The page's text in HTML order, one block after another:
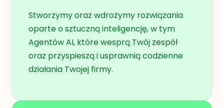
Stworzymy oraz wdrożymy rozwiązania
oparte o sztuczną inteligencję, w tym
Agentów AI, które wesprą Twój zespół
oraz przyspieszą i usprawnią codzienne
działania Twojej firmy.